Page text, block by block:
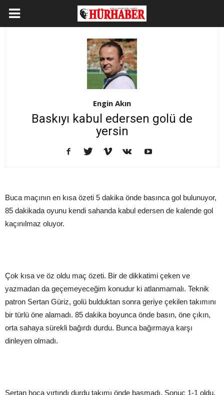
Engin Akın
Baskıyı kabul edersen golü de
yersin
Buca maçının en kısa özeti 5 dakika önde basınca gol bulunuyor,
85 dakikada oyunu kendi sahanda kabul edersen de kalende gol
kaçınılmaz oluyor.
Çok kısa ve öz oldu maç özeti. Bir de dikkatimi çeken ve
yazmadan da geçemeyeceğim konudur ki atlanmamalı. Teknik
patron Sertan Güriz, golü bulduktan sonra geriye çekilen takımını
bir türlü öne alamadı. 85 dakika boyunca önde basın, öne çıkın,
orta sahaya sürekli bağırdı durdu. Bunca bağırmaya karşı
dinleyen olmadı.
Sertan hoca yırtındı durdu takımı önde basmadı. Sonuç 1-1 oldu.